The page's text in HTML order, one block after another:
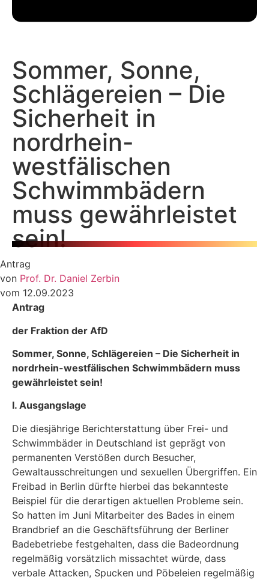
Sommer, Sonne,
Schlägereien – Die
Sicherheit in
nordrhein-
westfälischen
Schwimmbädern
muss gewährleistet
sein!
Antrag
von Prof. Dr. Daniel Zerbin
vom 12.09.2023
Antrag
der Fraktion der AfD
Sommer, Sonne, Schlägereien – Die Sicherheit in
nordrhein-westfälischen Schwimmbädern muss
gewährleistet sein!
I. Ausgangslage
Die diesjährige Berichterstattung über Frei- und
Schwimmbäder in Deutschland ist geprägt von
permanenten Verstößen durch Besucher,
Gewaltausschreitungen und sexuellen Übergrif­fen. Ein
Freibad in Berlin dürfte hierbei das bekannteste
Beispiel für die derartigen aktuellen Probleme sein.
So hatten im Juni Mitarbeiter des Bades in einem
Brandbrief an die Geschäfts­führung der Berliner
Badebetriebe festgehalten, dass die Badeordnung
regelmäßig vorsätzlich missachtet würde, dass
verbale Attacken, Spucken und Pöbeleien regelmäßig